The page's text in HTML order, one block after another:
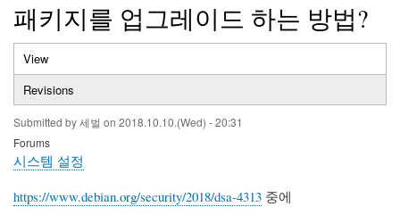
패키지를 업그레이드 하는 방법?
Primary
tabs
View
tab)
Revisions
Submitted by세벌 on 2018.10.10.(Wed) - 20:31
Forums
시스템 설정
https://www.debian.org/security/2018/dsa-4313 중에